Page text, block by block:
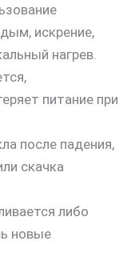
искрение,
нагрев.
питание при
после падения,
скачка
либо
новые